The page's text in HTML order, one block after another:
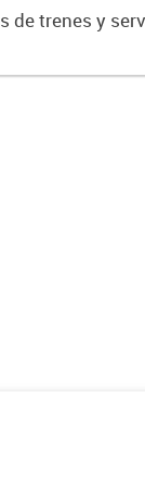
de trenes y